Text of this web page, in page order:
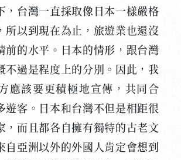
，台灣一直採取像日本一樣嚴格
所以到現在為止，旅遊業也還沒
前的水平。日本的情形，跟台灣
不過是程度上的分別。因此，我
應該要更積極地宣傳，共同合
遊客。日本和台灣不但是相距很
，而且都各自擁有獨特的古老文
自亞洲以外的外國人肯定會想到